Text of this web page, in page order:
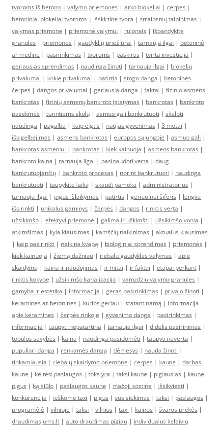
tvoroms iš betono | valymo priemonės | arko blokeliai | cerpes |
betoniniai blokeliai tvoroms | išskirtinė tvora | straipsnių talpinimas |
valymas priemone | priemonė valymui | rulonais | išbandykite
granules | priemonės | gaudyklių priežiūrai | tarnauja ilgai | betoninė
ar medinė | pasirinkimas | tvoroms | paskirtis | tvirta investicija |
geriausias sprendimas | naudinga žinoti | tarnauja ilgai | blokelių
privalumai | kokie privalumai | patirtis | stogo danga | betoninės
čerpės | dangos privalumai | geriausia danga | faktai | fizinio asmens
bankrotas | fizinių asmenų bankroto įstatymas | bankrotas | bankroto
pasekmės | turintiems skolų | asmuo gali bankrutuoti | skelbti
naudinga | pagalba | kaip elgtis | naujas gyvenimas | 3 metai |
išsigelbėjimas | asmens bankrotas | europos sąjungoje | asmuo gali |
bankrotas asmeniui | bankrotas | kiek kainuoja | asmens bankrotas |
bankroto kaina | tarnauja ilgai | pasinaudoti verta | daug
bankrutuojančių | bankroto procesas | norint bankrutuoti | naudinga
bankrutuoti | taupykite laiką | skaudi pamoka | administratorius |
tarnauja ilgai | pigus išlaikymas | patirtis | geriau nei šiferis | lengva
išsirinkti | unikalus gaminys | čerpės | dangos | rinktis verta |
užsikimšo | efektyvi priemonė | galima ir užkimšti | užsikimšo vonia |
atkimšimas | kyla klausimas | kamščių naikinimas | aktualus klausimas
| kaip pasirinkti | naikina kvapą | biologiniai sprendimas | priemonės |
kiek kainuoja | žiemą dažniau | riebalu gaudykles valymas | apie
skaidymą | kaina ir naudojimas | ir mitai | ir faktai | etapai perkant |
rinktis kokybę | užsikimšo kanalizacija | vamzdziu valymo granules |
gamyba ir estetika | informacija | geras pasirinkimas | privalo žinoti |
keraminės ar betoninės | kurios geriau | statant namą | informacija
apie keramines | čerpės rinkoje | gyvenimo danga | pasirinkimas |
informacija | taupyti nepatartina | tarnauja ilgai | didelis pasirinimas |
tobulos savybės | kaina | naudinga pasidomėti | taupyti neverta |
pupuliari danga | renkamės dangą | dėmesys | nauda žinoti |
tinkamiausia | riebalų skaidymo priemonė | cerpes | kaune | darbas
kaune | keitėsi paslaugos | toks yra | taksi kaune | pigiausias | kaune
pigus | ką siūlo | paslaugos kaune | mažoji sostinė | išsikviesti |
konkurencija | ieškome taxi | pigus | susisiekimas | taksi | paslaugos |
programėlė | vilniuje | taksi | vilnius | taxi | kainos | švaros prekės |
draudimasjums.lt | auto draudimas pigiau | individualus keleivių